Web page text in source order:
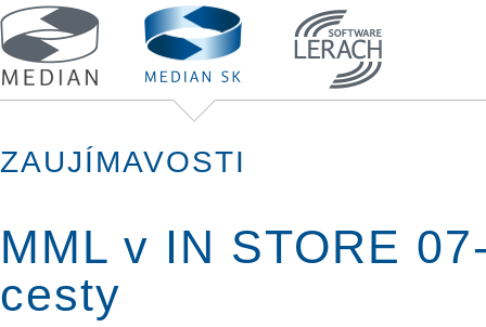
ZAUJÍMAVOSTI
MML v IN STORE
cesty